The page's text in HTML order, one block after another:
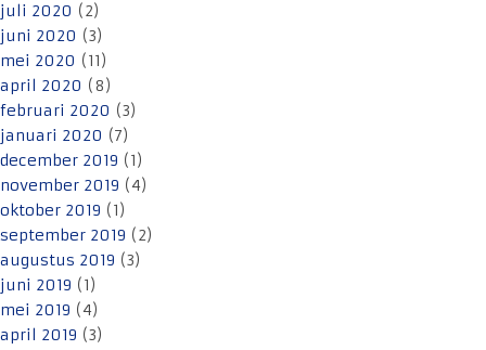
juli 2020 (2)
juni 2020 (3)
mei 2020 (11)
april 2020 (8)
februari 2020 (3)
januari 2020 (7)
december 2019 (1)
november 2019 (4)
oktober 2019 (1)
september 2019 (2)
augustus 2019 (3)
juni 2019 (1)
mei 2019 (4)
april 2019 (3)